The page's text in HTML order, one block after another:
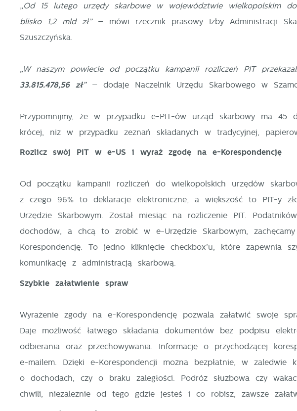
„Od 15 lutego urzędy skarbowe w województwie wielkopolskim
blisko 1,2 mld zł” – mówi rzecznik prasowy Izby Administracji
Szuszczyńska.
„W naszym powiecie od początku kampanii rozliczeń PIT
33.815.478,56 zł” – dodaje Naczelnik Urzędu Skarbowego w
Przypomnijmy, że w przypadku e-PIT-ów urząd skarbowy ma
krócej, niż w przypadku zeznań składanych w tradycyjnej,
Rozlicz swój PIT w e-US i wyraź zgodę na e-Korespondencję
Od początku kampanii rozliczeń do wielkopolskich urzędów
z czego 96% to deklaracje elektroniczne, a większość to PIT-y
Urzędzie Skarbowym. Został miesiąc na rozliczenie PIT.
dochodów, a chcą to zrobić w e-Urzędzie Skarbowym,
Korespondencję. To jedno kliknięcie checkbox’u, które zapewnia
komunikację z administracją skarbową.
Szybkie załatwienie spraw
Wyrażenie zgody na e-Korespondencję pozwala załatwić swoje
Daje możliwość łatwego składania dokumentów bez podpisu
odbierania oraz przechowywania. Informację o przychodzącej
e-mailem. Dzięki e-Korespondencji można bezpłatnie, w zaledwie
o dochodach, czy o braku zaległości. Podróż służbowa czy
chwili, niezależnie od tego gdzie jesteś i co robisz, zawsze
Ustawienia
zmiany swoich ustawień.
Niezbędne
Niezbędne pliki cookies
internetowej i
wprowadzonych przez
funkcjonalności czy
Dzięki tym plikom
Twoich indywidualnych
personalizacyjne pliki
Więcej
Analityczne